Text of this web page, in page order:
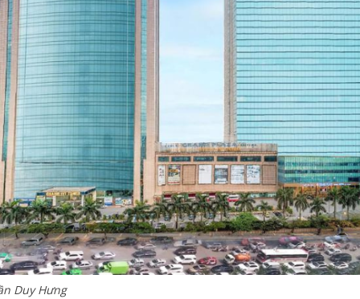
Duy Hưng